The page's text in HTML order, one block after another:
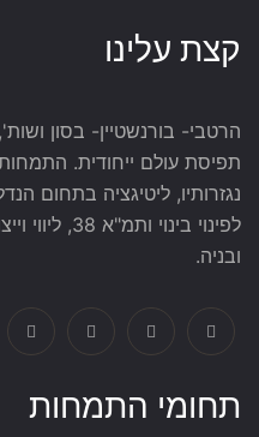
קצת עלינו
הרטבי- בורנשטיין- בסון
תפיסת עולם ייחודית.
נגזרותיו, ליטיגציה בתחום
לפינוי בינוי
ובניה.
תחומי התמחות